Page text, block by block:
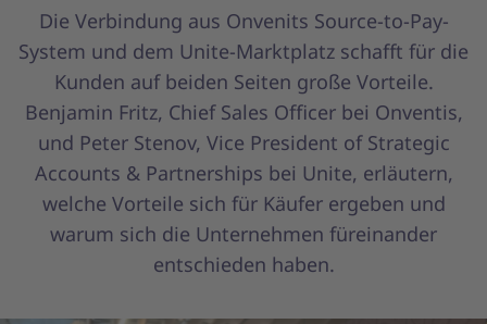
Die Verbindung aus Onvenits Source-to-Pay-
System und dem Unite-Marktplatz schafft für die
Kunden auf beiden Seiten große Vorteile.
Benjamin Fritz, Chief Sales Officer bei Onventis,
und Peter Stenov, Vice President of Strategic
Accounts & Partnerships bei Unite, erläutern,
welche Vorteile sich für Käufer ergeben und
warum sich die Unternehmen füreinander
entschieden haben.